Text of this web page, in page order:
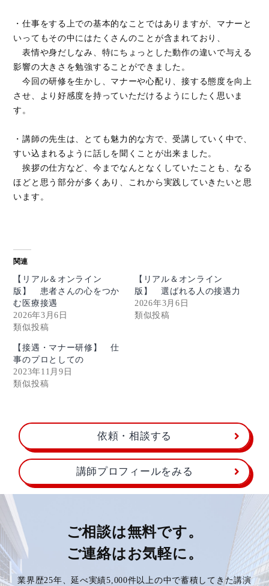
・仕事をする上での基本的なことではありますが、マナーと
いってもその中にはたくさんのことが含まれており、
表情や身だしなみ、特にちょっとした動作の違いで与える
影響の大きさを勉強することができました。
今回の研修を生かし、マナーや心配り、接する態度を向上
させ、より好感度を持っていただけるようにしたく思いま
す。
・講師の先生は、とても魅力的な方で、受講していく中で、
すい込まれるように話しを聞くことが出来ました。
挨拶の仕方など、今までなんとなくしていたことも、なる
ほどと思う部分が多くあり、これから実践していきたいと思
います。
関連
【リアル＆オンライン
版】 患者さんの心をつか
む医療接遇
2026年3月6日
類似投稿
【リアル＆オンライン
版】 選ばれる人の接遇力
2026年3月6日
類似投稿
【接遇・マナー研修】 仕
事のプロとしての
2023年11月9日
類似投稿
依頼・相談する
講師プロフィールをみる
ご相談は無料です。
ご連絡はお気軽に。
業界歴25年、延べ実績5,000件以上の中で蓄積してきた講演